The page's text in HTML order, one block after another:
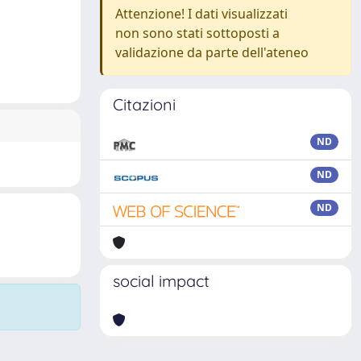
Attenzione! I dati visualizzati
non sono stati sottoposti a
validazione da parte dell'ateneo
Citazioni
ND
ND
ND
social impact